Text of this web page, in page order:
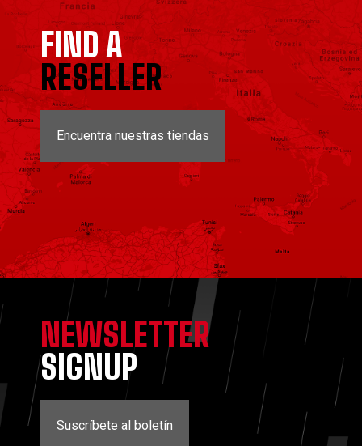
FIND A
RESELLER
Encuentra nuestras tiendas
NEWSLETTER
SIGNUP
Suscríbete al boletín